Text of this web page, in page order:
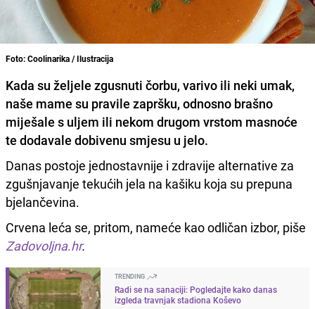
Foto: Coolinarika / Ilustracija
Kada su željele zgusnuti čorbu, varivo ili neki umak,
naše mame su pravile zapršku, odnosno brašno
miješale s uljem ili nekom drugom vrstom masnoće
te dodavale dobivenu smjesu u jelo.
Danas postoje jednostavnije i zdravije alternative za
zgušnjavanje tekućih jela na kašiku koja su prepuna
bjelančevina.
Crvena leća se, pritom, nameće kao odličan izbor, piše
Zadovoljna.hr.
TRENDING
Radi se na sanaciji: Pogledajte kako danas
izgleda travnjak stadiona Koševo